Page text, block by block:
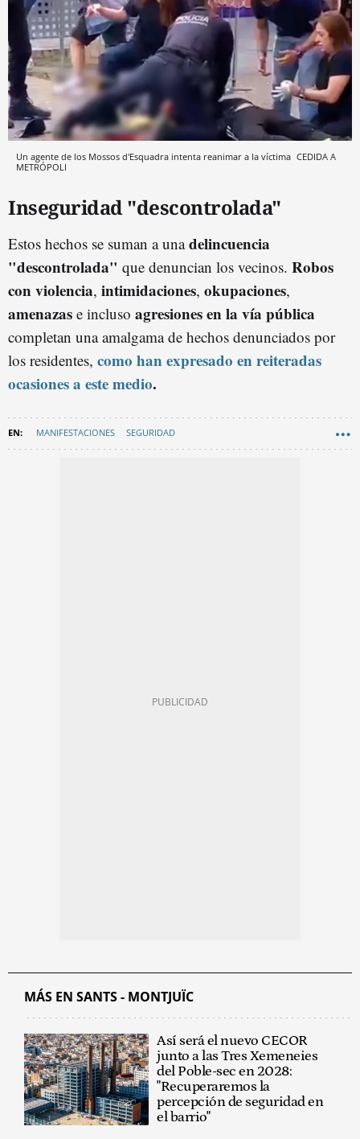
Un agente de los Mossos d'Esquadra intenta reanimar a la víctima CEDIDA A
METRÓPOLI
Inseguridad "descontrolada"
Estos hechos se suman a unadelincuencia
"descontrolada" que denuncian los vecinos. Robos
con violencia, intimidaciones, okupaciones,
amenazas e incluso agresiones en la vía pública
completan una amalgama de hechos denunciados por
los residentes, como han expresado en reiteradas
ocasiones a este medio.
MANIFESTACIONES SEGURIDAD
MÁS EN SANTS - MONTJUÏC
Así será el nuevo CECOR
junto a las Tres Xemeneies
del Poble-sec en 2028:
"Recuperaremos la
percepción de seguridad en
el barrio"